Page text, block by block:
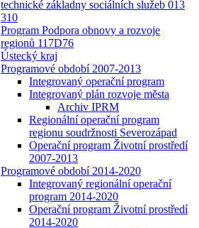
technické základny sociálních služeb 013
310
Program Podpora obnovy a rozvoje
regionů 117D76
Ústecký kraj
Programové období 2007-2013
Integrovaný operační program
Integrovaný plán rozvoje města
Archiv IPRM
Regionální operační program
regionu soudržnosti Severozápad
Operační program Životní prostředí
2007-2013
Programové období 2014-2020
Integrovaný regionální operační
program 2014-2020
Operační program Životní prostředí
2014-2020